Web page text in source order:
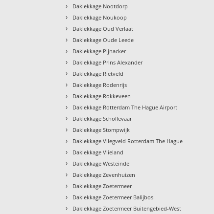
› Daklekkage Nootdorp
› Daklekkage Noukoop
› Daklekkage Oud Verlaat
› Daklekkage Oude Leede
› Daklekkage Pijnacker
› Daklekkage Prins Alexander
› Daklekkage Rietveld
› Daklekkage Rodenrijs
› Daklekkage Rokkeveen
› Daklekkage Rotterdam The Hague Airport
› Daklekkage Schollevaar
› Daklekkage Stompwijk
› Daklekkage Vliegveld Rotterdam The Hague
› Daklekkage Vlieland
› Daklekkage Westeinde
› Daklekkage Zevenhuizen
› Daklekkage Zoetermeer
› Daklekkage Zoetermeer Balijbos
› Daklekkage Zoetermeer Buitengebied-West